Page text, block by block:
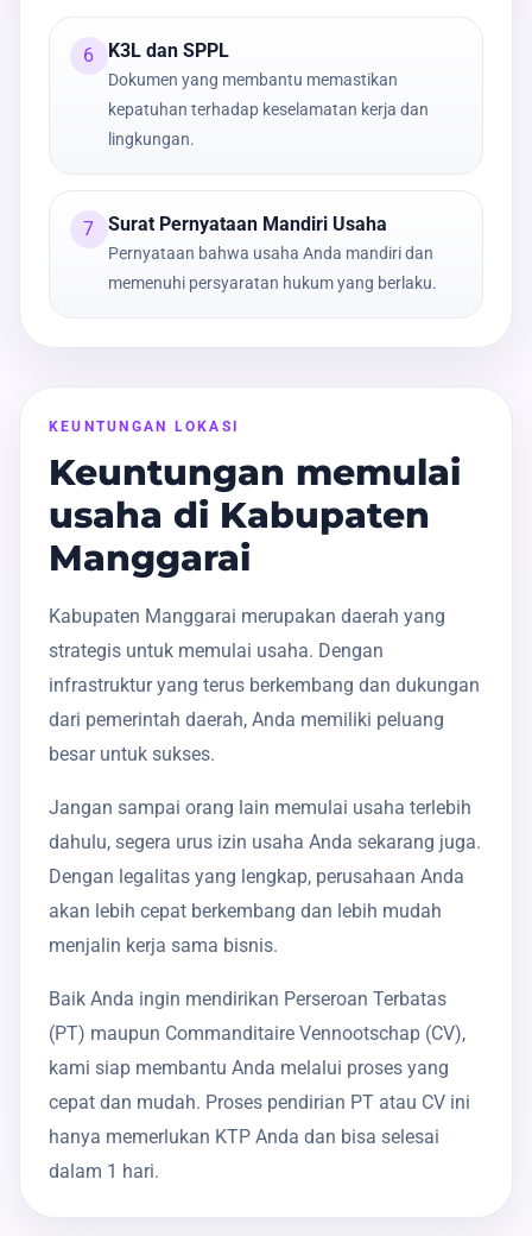
6 K3L dan SPPL
Dokumen yang membantu memastikan
kepatuhan terhadap keselamatan kerja dan
lingkungan.
7 Surat Pernyataan Mandiri Usaha
Pernyataan bahwa usaha Anda mandiri dan
memenuhi persyaratan hukum yang berlaku.
KEUNTUNGAN LOKASI
Keuntungan memulai
usaha di Kabupaten
Manggarai
Kabupaten Manggarai merupakan daerah yang
strategis untuk memulai usaha. Dengan
infrastruktur yang terus berkembang dan dukungan
dari pemerintah daerah, Anda memiliki peluang
besar untuk sukses.
Jangan sampai orang lain memulai usaha terlebih
dahulu, segera urus izin usaha Anda sekarang juga.
Dengan legalitas yang lengkap, perusahaan Anda
akan lebih cepat berkembang dan lebih mudah
menjalin kerja sama bisnis.
Baik Anda ingin mendirikan Perseroan Terbatas
(PT) maupun Commanditaire Vennootschap (CV),
kami siap membantu Anda melalui proses yang
cepat dan mudah. Proses pendirian PT atau CV ini
hanya memerlukan KTP Anda dan bisa selesai
dalam 1 hari.